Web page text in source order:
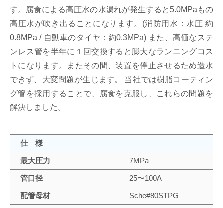
す。腐食による高圧水の水漏れが発生すると5.0MPaもの
高圧水が吹き出ることになります。(消防用水：水圧 約
0.8MPa / 自動車のタイヤ：約0.3MPa) また、高価なステ
ンレス管を半年に１回交換すると膨大なランニングコス
トになります。またその間、装置を停止させるため造水
できず、大変問題が生じます。 当社では樹脂コーティン
グ管を採用することで、腐食を克服し、これらの問題を
解決しました。
仕 様
最大圧力 7MPa
管口径 25〜100A
配管母材 Sche#80STPG